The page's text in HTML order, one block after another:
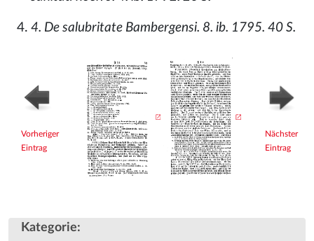
4. De salubritate Bambergensi. 8. ib. 1795. 40 S.
Vorheriger
Eintrag
Nächster
Eintrag
Kategorie: